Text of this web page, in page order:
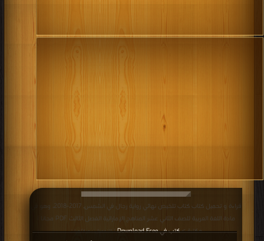
قراءة و تحميل كتاب كتاب تلخيص نهائي رواية رجال في الشمس, 2017-2018، وهو في
مادة اللغة العربية للصف الثاني عشر المناهج الإماراتية الفصل الثالث PDF مجانا |
مكتبة >كتب في Download Free | التحميل : مرة/مرات